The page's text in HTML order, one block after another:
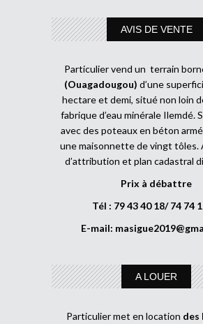
AVIS DE VENTE
Particulier vend un terrain
(Ouagadougou) d’une
hectare et demi, situé non loin
fabrique d’eau minérale Ilemdé.
avec des poteaux en béton
une maisonnette de vingt
d’attribution et plan cadastral
Prix à débattre
Tél : 79 43 40 18/ 74 74
E-mail:
A LOUER
Particulier met en location des